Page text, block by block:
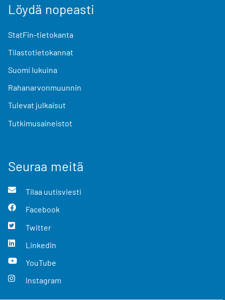
Löydä nopeasti
StatFin-tietokanta
Tilastotietokannat
Suomi lukuina
Rahanarvonmuunnin
Tulevat julkaisut
Tutkimusaineistot
Seuraa meitä
Tilaa uutisviesti
Facebook
Twitter
LinkedIn
YouTube
Instagram